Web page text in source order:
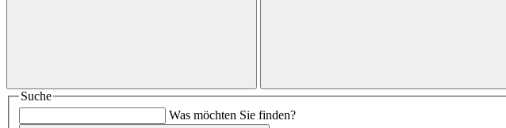
Suche
Was möchten Sie finden?